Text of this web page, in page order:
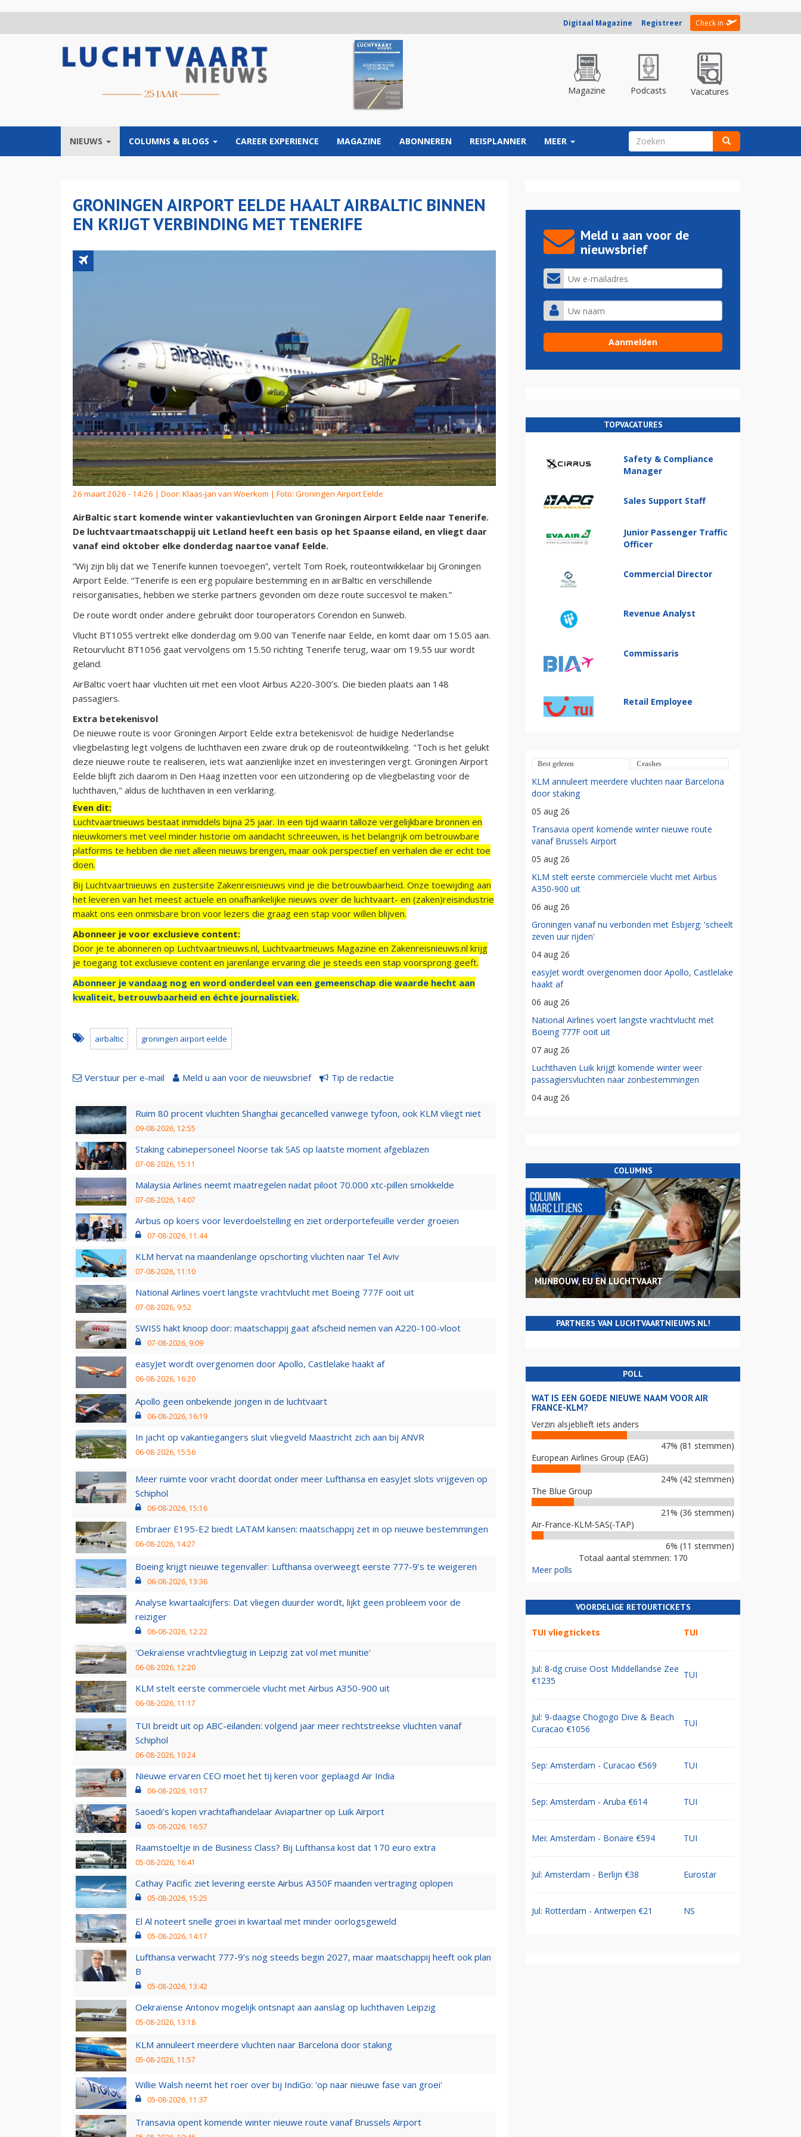
Digitaal Magazine Registreer Check in
Magazine Podcasts Vacatures
NIEUWS COLUMNS & BLOGS CAREER EXPERIENCE MAGAZINE ABONNEREN REISPLANNER MEER ZOEKVELD
GRONINGEN AIRPORT EELDE HAALT AIRBALTIC BINNEN
EN KRIJGT VERBINDING MET TENERIFE
26 maart 2026 - 14:26 | Door: Klaas-Jan van Woerkom | Foto: Groningen Airport Eelde
AirBaltic start komende winter vakantievluchten van Groningen Airport Eelde naar Tenerife.
De luchtvaartmaatschappij uit Letland heeft een basis op het Spaanse eiland, en vliegt daar
vanaf eind oktober elke donderdag naartoe vanaf Eelde.
“Wij zijn blij dat we Tenerife kunnen toevoegen”, vertelt Tom Roek, routeontwikkelaar bij Groningen
Airport Eelde. “Tenerife is een erg populaire bestemming en in airBaltic en verschillende
reisorganisaties, hebben we sterke partners gevonden om deze route succesvol te maken.”
De route wordt onder andere gebruikt door touroperators Corendon en Sunweb.
Vlucht BT1055 vertrekt elke donderdag om 9.00 van Tenerife naar Eelde, en komt daar om 15.05 aan.
Retourvlucht BT1056 gaat vervolgens om 15.50 richting Tenerife terug, waar om 19.55 uur wordt
geland.
AirBaltic voert haar vluchten uit met een vloot Airbus A220-300’s. Die bieden plaats aan 148
passagiers.
Extra betekenisvol
De nieuwe route is voor Groningen Airport Eelde extra betekenisvol: de huidige Nederlandse
vliegbelasting legt volgens de luchthaven een zware druk op de routeontwikkeling. "Toch is het gelukt
deze nieuwe route te realiseren, iets wat aanzienlijke inzet en investeringen vergt. Groningen Airport
Eelde blijft zich daarom in Den Haag inzetten voor een uitzondering op de vliegbelasting voor de
luchthaven," aldus de luchthaven in een verklaring.
Even dit:
Luchtvaartnieuws bestaat inmiddels bijna 25 jaar. In een tijd waarin talloze vergelijkbare bronnen en
nieuwkomers met veel minder historie om aandacht schreeuwen, is het belangrijk om betrouwbare
platforms te hebben die niet alleen nieuws brengen, maar ook perspectief en verhalen die er echt toe
doen.
Bij Luchtvaartnieuws en zustersite Zakenreisnieuws vind je die betrouwbaarheid. Onze toewijding aan
het leveren van het meest actuele en onafhankelijke nieuws over de luchtvaart- en (zaken)reisindustrie
maakt ons een onmisbare bron voor lezers die graag een stap voor willen blijven.
Abonneer je voor exclusieve content:
Door je te abonneren op Luchtvaartnieuws.nl, Luchtvaartnieuws Magazine en Zakenreisnieuws.nl krijg
je toegang tot exclusieve content en jarenlange ervaring die je steeds een stap voorsprong geeft.
Abonneer je vandaag nog en word onderdeel van een gemeenschap die waarde hecht aan
kwaliteit, betrouwbaarheid en échte journalistiek.
airbaltic groningen airport eelde
Verstuur per e-mail Meld u aan voor de nieuwsbrief Tip de redactie
Ruim 80 procent vluchten Shanghai gecancelled vanwege tyfoon, ook KLM vliegt niet
09-08-2026, 12:55
Staking cabinepersoneel Noorse tak SAS op laatste moment afgeblazen
07-08-2026, 15:11
Malaysia Airlines neemt maatregelen nadat piloot 70.000 xtc-pillen smokkelde
07-08-2026, 14:07
Airbus op koers voor leverdoelstelling en ziet orderportefeuille verder groeien
07-08-2026, 11:44
KLM hervat na maandenlange opschorting vluchten naar Tel Aviv
07-08-2026, 11:10
National Airlines voert langste vrachtvlucht met Boeing 777F ooit uit
07-08-2026, 9:52
SWISS hakt knoop door: maatschappij gaat afscheid nemen van A220-100-vloot
07-08-2026, 9:09
easyJet wordt overgenomen door Apollo, Castlelake haakt af
06-08-2026, 16:20
Apollo geen onbekende jongen in de luchtvaart
06-08-2026, 16:19
In jacht op vakantiegangers sluit vliegveld Maastricht zich aan bij ANVR
06-08-2026, 15:56
Meer ruimte voor vracht doordat onder meer Lufthansa en easyJet slots vrijgeven op
Schiphol
06-08-2026, 15:16
Embraer E195-E2 biedt LATAM kansen: maatschappij zet in op nieuwe bestemmingen
06-08-2026, 14:27
Boeing krijgt nieuwe tegenvaller: Lufthansa overweegt eerste 777-9’s te weigeren
06-08-2026, 13:36
Analyse kwartaalcijfers: Dat vliegen duurder wordt, lijkt geen probleem voor de
reiziger
06-08-2026, 12:22
'Oekraïense vrachtvliegtuig in Leipzig zat vol met munitie'
06-08-2026, 12:20
KLM stelt eerste commerciële vlucht met Airbus A350-900 uit
06-08-2026, 11:17
TUI breidt uit op ABC-eilanden: volgend jaar meer rechtstreekse vluchten vanaf
Schiphol
06-08-2026, 10:24
Nieuwe ervaren CEO moet het tij keren voor geplaagd Air India
06-08-2026, 10:17
Saoedi’s kopen vrachtafhandelaar Aviapartner op Luik Airport
05-08-2026, 16:57
Raamstoeltje in de Business Class? Bij Lufthansa kost dat 170 euro extra
05-08-2026, 16:41
Cathay Pacific ziet levering eerste Airbus A350F maanden vertraging oplopen
05-08-2026, 15:25
El Al noteert snelle groei in kwartaal met minder oorlogsgeweld
05-08-2026, 14:17
Lufthansa verwacht 777-9’s nog steeds begin 2027, maar maatschappij heeft ook plan
B
05-08-2026, 13:42
Oekraïense Antonov mogelijk ontsnapt aan aanslag op luchthaven Leipzig
05-08-2026, 13:18
KLM annuleert meerdere vluchten naar Barcelona door staking
05-08-2026, 11:57
Willie Walsh neemt het roer over bij IndiGo: 'op naar nieuwe fase van groei'
05-08-2026, 11:37
Transavia opent komende winter nieuwe route vanaf Brussels Airport
Meld u aan voor de
nieuwsbrief
TOPVACATURES
Safety & Compliance
Manager
Sales Support Staff
Junior Passenger Traffic
Officer
Commercial Director
Revenue Analyst
Commissaris
Retail Employee
Best gelezen Crashes
KLM annuleert meerdere vluchten naar Barcelona
door staking
05 aug 26
Transavia opent komende winter nieuwe route
vanaf Brussels Airport
05 aug 26
KLM stelt eerste commerciële vlucht met Airbus
A350-900 uit
06 aug 26
Groningen vanaf nu verbonden met Esbjerg: 'scheelt
zeven uur rijden'
04 aug 26
easyJet wordt overgenomen door Apollo, Castlelake
haakt af
06 aug 26
National Airlines voert langste vrachtvlucht met
Boeing 777F ooit uit
07 aug 26
Luchthaven Luik krijgt komende winter weer
passagiersvluchten naar zonbestemmingen
04 aug 26
COLUMNS
MIJNBOUW, EU EN LUCHTVAART
PARTNERS VAN LUCHTVAARTNIEUWS.NL!
POLL
WAT IS EEN GOEDE NIEUWE NAAM VOOR AIR
FRANCE-KLM?
Verzin alsjeblieft iets anders
47% (81 stemmen)
European Airlines Group (EAG)
24% (42 stemmen)
The Blue Group
21% (36 stemmen)
Air-France-KLM-SAS(-TAP)
6% (11 stemmen)
Totaal aantal stemmen: 170
Meer polls
VOORDELIGE RETOURTICKETS
TUI vliegtickets TUI
Jul: 8-dg cruise Oost Middellandse Zee
€1235
TUI
Jul: 9-daagse Chogogo Dive & Beach
Curacao €1056
TUI
Sep: Amsterdam - Curacao €569 TUI
Sep: Amsterdam - Aruba €614 TUI
Mei: Amsterdam - Bonaire €594 TUI
Jul: Amsterdam - Berlijn €38 Eurostar
Jul: Rotterdam - Antwerpen €21 NS